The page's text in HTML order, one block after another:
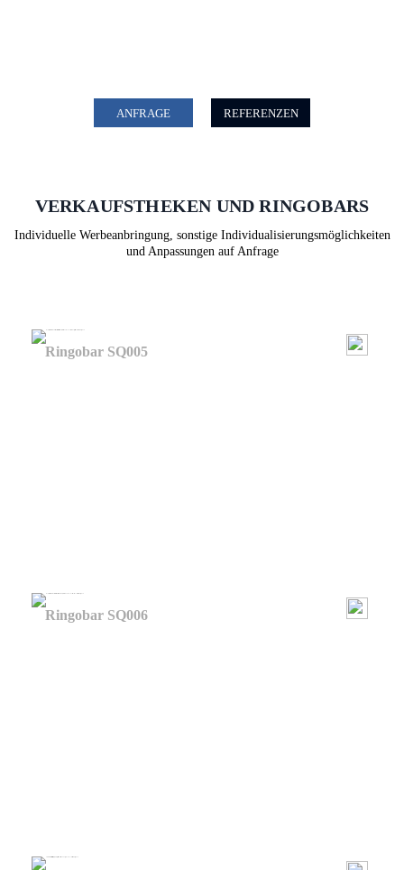
ANFRAGE REFERENZEN
VERKAUFSTHEKEN UND RINGOBARS
Individuelle Werbeanbringung, sonstige Individualisierungsmöglichkeiten
und Anpassungen auf Anfrage
Ringobar SQ005
Ringobar SQ006